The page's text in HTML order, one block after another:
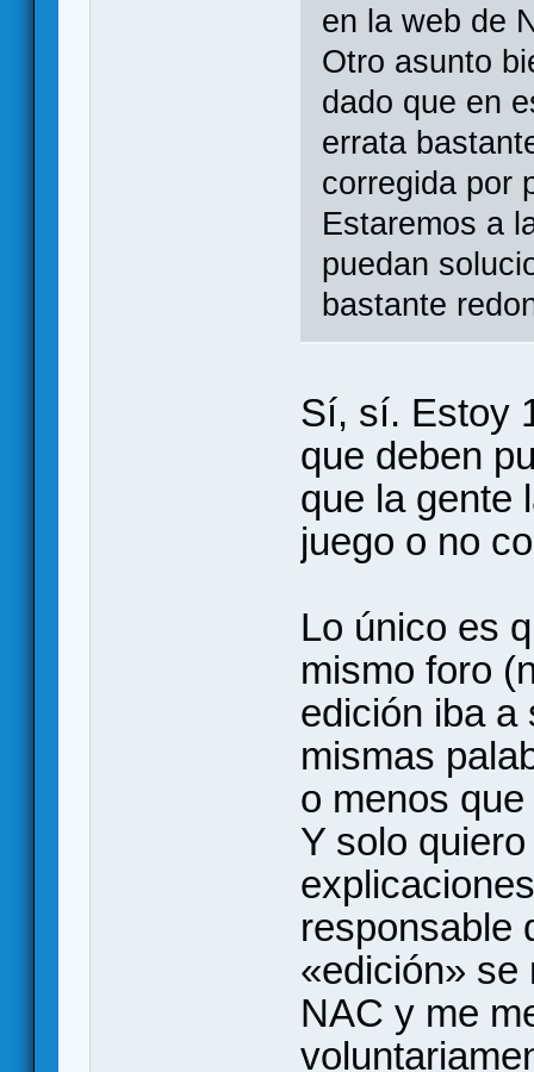
en la web de
Otro asunto
dado que en
errata
corregida por
Estaremos a
puedan
bastante
Sí, sí. Estoy
que deben
que la gente
juego o no
Lo único es
mismo foro
edición iba a
mismas
o menos
Y solo
responsable
«edición» se
NAC y me